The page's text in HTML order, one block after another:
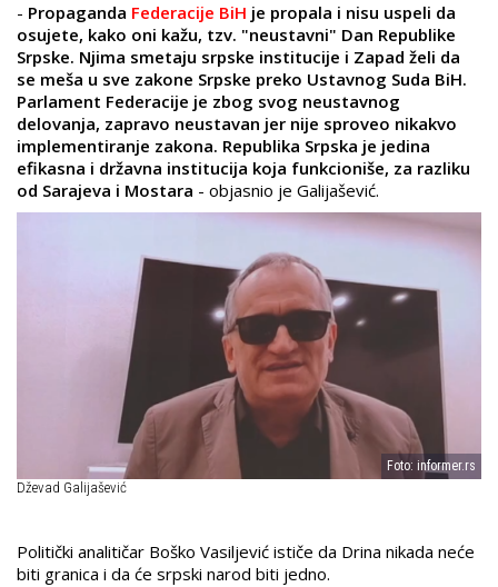
- Propaganda Federacije BiH je propala i nisu uspeli da
osujete, kako oni kažu, tzv. "neustavni" Dan Republike
Srpske. Njima smetaju srpske institucije i Zapad želi da
se meša u sve zakone Srpske preko Ustavnog Suda BiH.
Parlament Federacije je zbog svog neustavnog
delovanja, zapravo neustavan jer nije sproveo nikakvo
implementiranje zakona. Republika Srpska je jedina
efikasna i državna institucija koja funkcioniše, za razliku
od Sarajeva i Mostara - objasnio je Galijašević.
Foto: informer.rs
Dževad Galijašević
Politički analitičar Boško Vasiljević ističe da Drina nikada neće
biti granica i da će srpski narod biti jedno.